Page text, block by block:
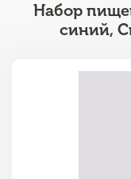
Набор
синий,